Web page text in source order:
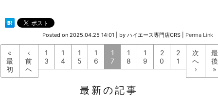
Posted on 2025.04.25 14:01 by ハイエース専門店CRS Perma Link
«
最
初
‹
前
へ
1
3
1
4
1
5
1
6
1
7
1
8
1
9
2
0
2
1
次
へ
›
最
後
»
最新の記事